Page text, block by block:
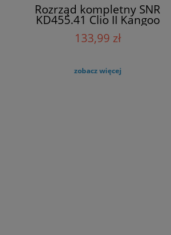
Rozrząd kompletny SNR
KD455.41 Clio II Kangoo
Megane I
133,99 zł
zobacz więcej